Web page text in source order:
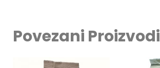
Povezani Proizvodi